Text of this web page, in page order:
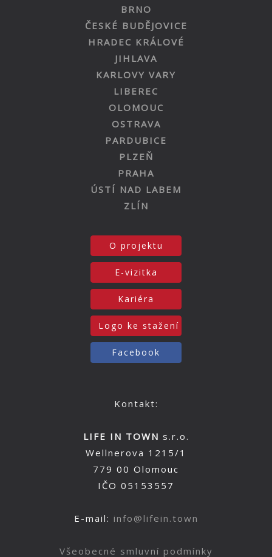
BRNO
ČESKÉ BUDĚJOVICE
HRADEC KRÁLOVÉ
JIHLAVA
KARLOVY VARY
LIBEREC
OLOMOUC
OSTRAVA
PARDUBICE
PLZEŇ
PRAHA
ÚSTÍ NAD LABEM
ZLÍN
O projektu
E-vizitka
Kariéra
Logo ke stažení
Facebook
Kontakt:
LIFE IN TOWN s.r.o.
Wellnerova 1215/1
779 00 Olomouc
IČO 05153557
E-mail: info@lifein.town
Všeobecné smluvní podmínky